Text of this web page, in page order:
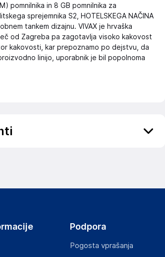
pomnilnika in 8 GB pomnilnika za
sprejemnika S2, HOTELSKEGA NAČINA
tankem dizajnu. VIVAX je hrvaška
od Zagreba pa zagotavlja visoko kakovost
kakovosti, kar prepoznamo po dejstvu, da
linijo, uporabnik je bil popolnoma
Podpora
Pogosta vprašanja